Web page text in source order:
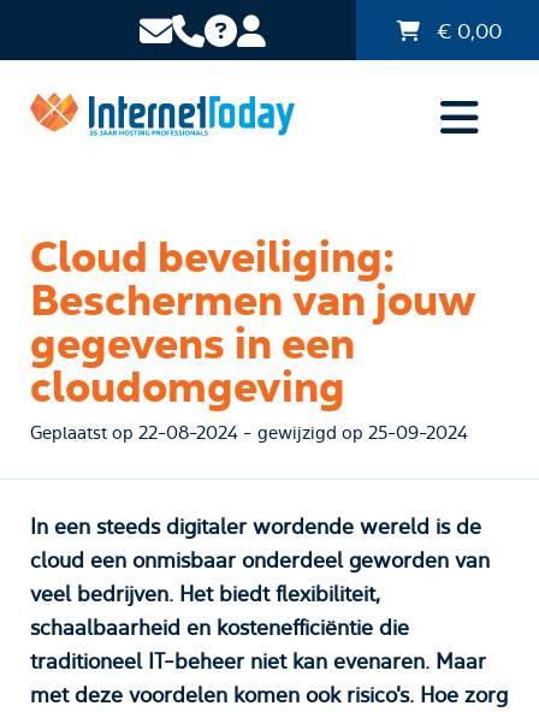
€ 0,00
Cloud beveiliging:
Beschermen van jouw
gegevens in een
cloudomgeving
Geplaatst op 22-08-2024 - gewijzigd op 25-09-2024
In een steeds digitaler wordende wereld is de
cloud een onmisbaar onderdeel geworden van
veel bedrijven. Het biedt flexibiliteit,
schaalbaarheid en kostenefficiëntie die
traditioneel IT-beheer niet kan evenaren. Maar
met deze voordelen komen ook risico's. Hoe zorg